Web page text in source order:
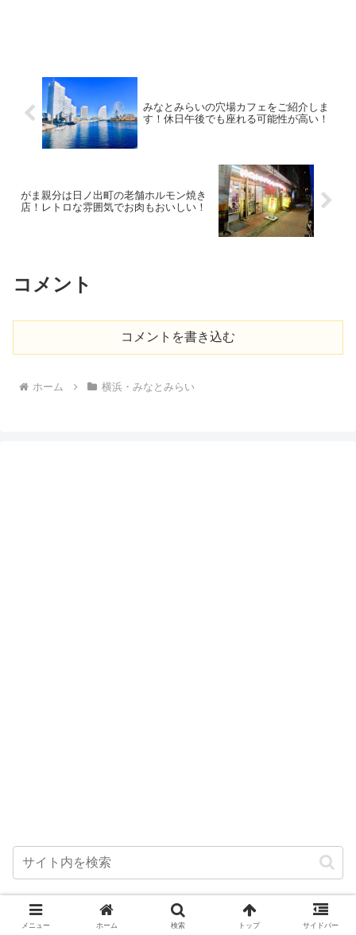
みなとみらいの穴場カフェをご紹介しま
す！休日午後でも座れる可能性が高い！
がま親分は日ノ出町の老舗ホルモン焼き
店！レトロな雰囲気でお肉もおいしい！
コメント
コメントを書き込む
ホーム 横浜・みなとみらい
ハニトーカフェ横浜関内店｜ハニトー
バニラとグルトーをランチ時間に実食
メニュー ホーム 検索 トップ サイドバー